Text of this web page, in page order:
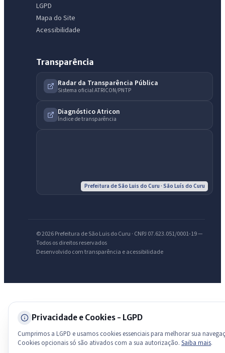
LGPD
Mapa do Site
Acessibilidade
Transparência
Radar da Transparência Pública
Sistema oficial ATRICON/PNTP
Diagnóstico Atricon
Índice de transparência
Prefeitura de São Luis do Curu · São Luís do Curu
© 2026 Prefeitura de São Luis do Curu · CNPJ 07.623.051/0001-19 —
Todos os direitos reservados
Desenvolvido com transparência e acessibilidade
Privacidade e Cookies - LGPD
Cumprimos a LGPD e usamos cookies essenciais para melhorar sua
Cookies opcionais só são ativados com a sua autorização. Saiba mais.
IntGest AI
Assistente do Portal